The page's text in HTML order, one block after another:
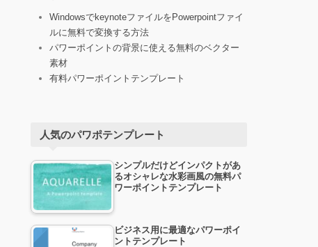
WindowsでkeynoteファイルをPowerpointファイ
ルに無料で変換する方法
パワーポイントの背景に使える無料のベクター
素材
有料パワーポイントテンプレート
人気のパワポテンプレート
シンプルだけどインパクトがあ
るオシャレな水彩画風の無料パ
ワーポイントテンプレート
ビジネス用に最適なパワーポイ
ントテンプレート